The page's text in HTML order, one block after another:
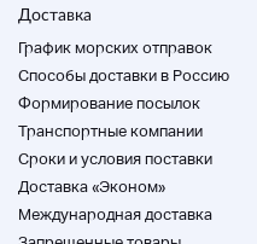
Доставка
График морских отправок
Способы доставки в Россию
Формирование посылок
Транспортные компании
Cроки и условия поставки
Доставка «Эконом»
Международная доставка